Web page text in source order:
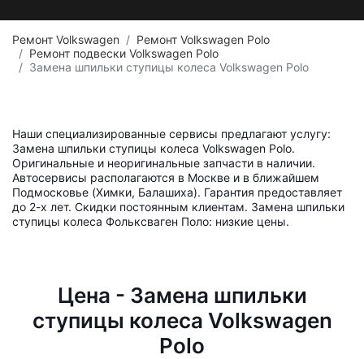
Ремонт Volkswagen
Ремонт Volkswagen Polo
Ремонт подвески Volkswagen Polo
Замена шпильки ступицы колеса Volkswagen Polo
Наши специализированные сервисы предлагают услугу:
Замена шпильки ступицы колеса Volkswagen Polo.
Оригинальные и неоригинальные запчасти в наличии.
Автосервисы располагаются в Москве и в ближайшем
Подмосковье (Химки, Балашиха). Гарантия предоставляет
до 2-х лет. Скидки постоянным клиентам. Замена шпильки
ступицы колеса Фольксваген Поло: низкие цены.
Цена - Замена шпильки
ступицы колеса Volkswagen
Polo